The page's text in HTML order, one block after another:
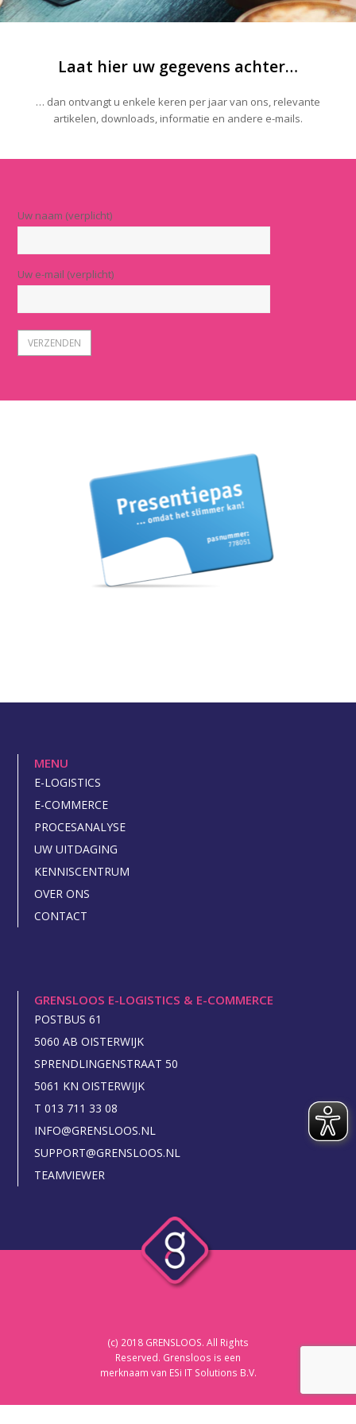
Laat hier uw gegevens achter…
… dan ontvangt u enkele keren per jaar van ons, relevante
artikelen, downloads, informatie en andere e-mails.
Uw naam (verplicht)
Uw e-mail (verplicht)
MENU
E-LOGISTICS
E-COMMERCE
PROCESANALYSE
UW UITDAGING
KENNISCENTRUM
OVER ONS
CONTACT
GRENSLOOS E-LOGISTICS & E-COMMERCE
POSTBUS 61
5060 AB OISTERWIJK
SPRENDLINGENSTRAAT 50
5061 KN OISTERWIJK
T 013 711 33 08
INFO@GRENSLOOS.NL
SUPPORT@GRENSLOOS.NL
TEAMVIEWER
(c) 2018 GRENSLOOS. All Rights
Reserved. Grensloos is een
merknaam van ESi IT Solutions B.V.